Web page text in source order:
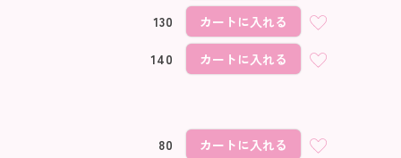
130 カートに入れる
140 カートに入れる
80 カートに入れる